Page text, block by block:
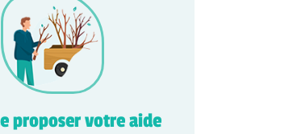
proposer votre aide